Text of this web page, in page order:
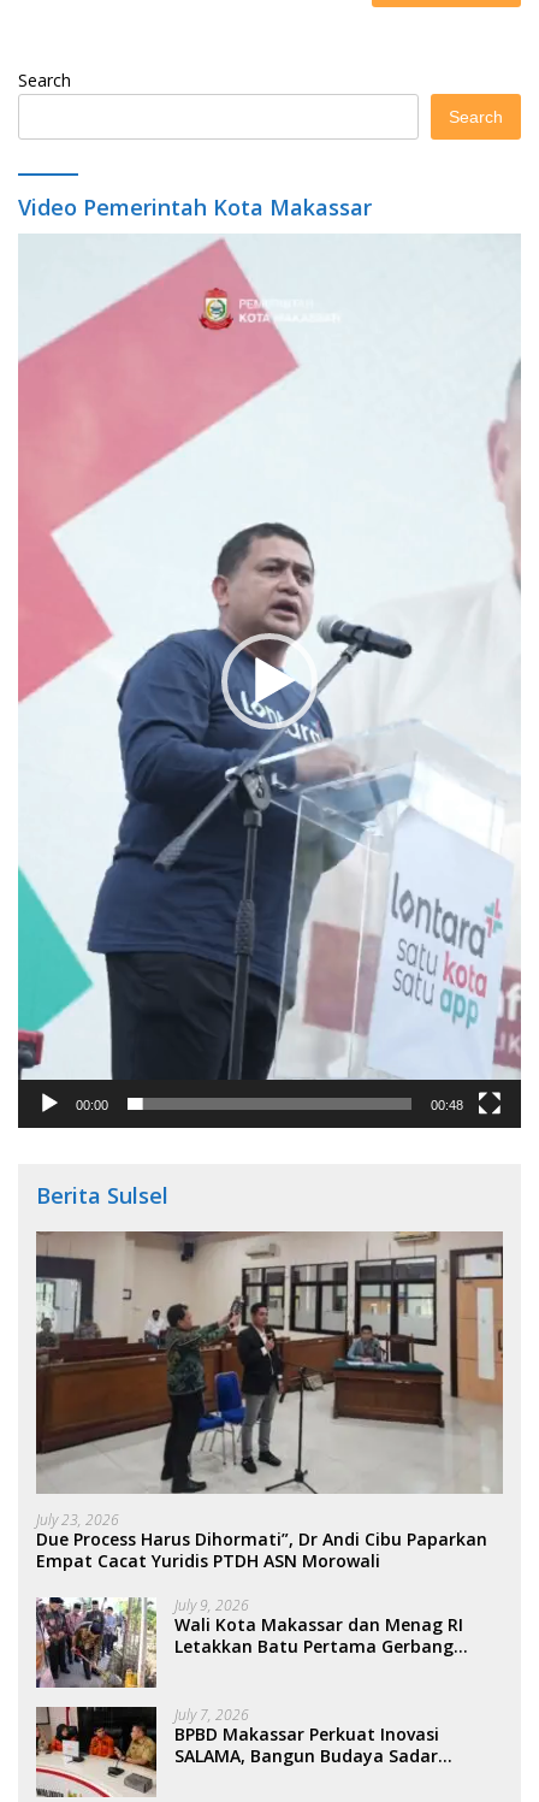
Search
Search
Video Pemerintah Kota Makassar
00:00 00:48
Berita Sulsel
July 23, 2026
Due Process Harus Dihormati”, Dr Andi Cibu Paparkan
Empat Cacat Yuridis PTDH ASN Morowali
July 9, 2026
Wali Kota Makassar dan Menag RI
Letakkan Batu Pertama Gerbang
July 7, 2026
BPBD Makassar Perkuat Inovasi
SALAMA, Bangun Budaya Sadar